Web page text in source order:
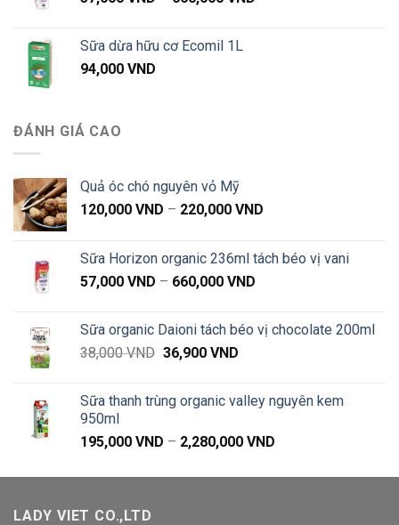
Sữa dừa hữu cơ Ecomil 1L
94,000 VND
ĐÁNH GIÁ CAO
Quả óc chó nguyên vỏ Mỹ
120,000 VND – 220,000 VND
120,000 VND
Sữa Horizon organic 236ml tách béo vị vani
57,000 VND – 660,000 VND
57,000 VND
Sữa organic Daioni tách béo vị chocolate 200ml
38,000VND Giá
38,000 VND.
36,900 VNDGiá
là:
Sữa thanh trùng organic valley nguyên kem
950ml
195,000 VND – 2,280,000 VND
từ
LADY VIET CO.,LTD